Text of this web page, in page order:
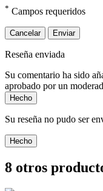
* Campos requeridos
Cancelar Enviar
Reseña enviada
Su comentario ha sido
aprobado por un
Hecho
Su reseña no pudo ser
Hecho
8 otros